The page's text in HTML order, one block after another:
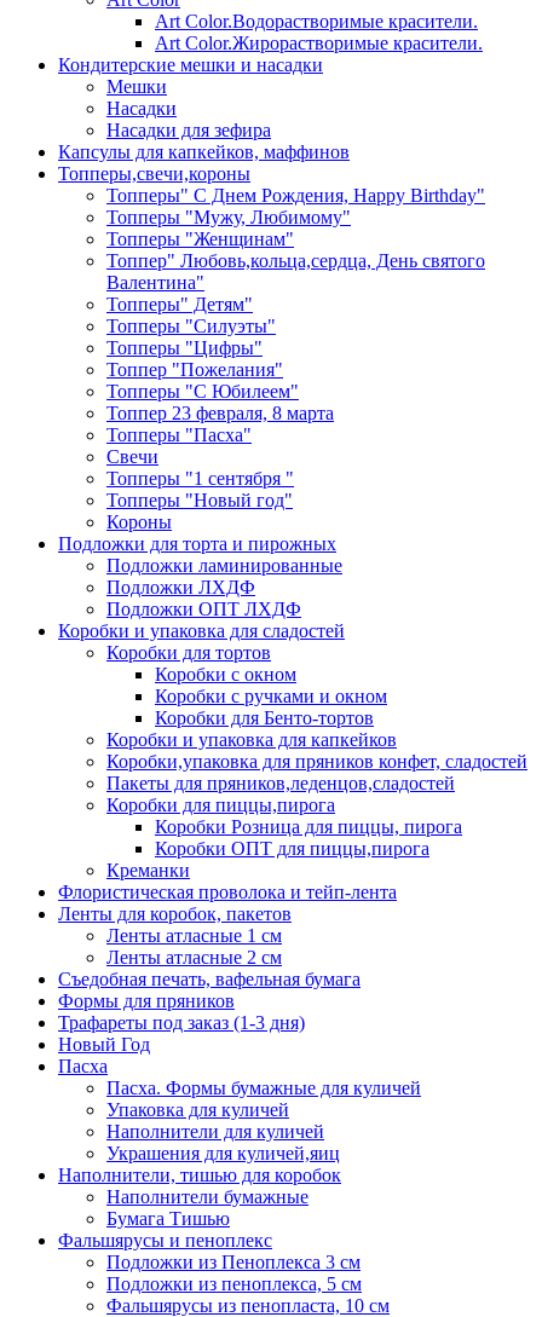
Art Color.Водорастворимые красители.
Art Color.Жирорастворимые красители.
Кондитерские мешки и насадки
Мешки
Насадки
Насадки для зефира
Капсулы для капкейков, маффинов
Топперы,свечи,короны
Топперы" С Днем Рождения, Happy Birthday"
Топперы "Мужу, Любимому"
Топперы "Женщинам"
Топпер" Любовь,кольца,сердца, День святого
Валентина"
Топперы" Детям"
Топперы "Силуэты"
Топперы "Цифры"
Топпер "Пожелания"
Топперы "С Юбилеем"
Топпер 23 февраля, 8 марта
Топперы "Пасха"
Свечи
Топперы "1 сентября "
Топперы "Новый год"
Короны
Подложки для торта и пирожных
Подложки ламинированные
Подложки ЛХДФ
Подложки ОПТ ЛХДФ
Коробки и упаковка для сладостей
Коробки для тортов
Коробки с окном
Коробки с ручками и окном
Коробки для Бенто-тортов
Коробки и упаковка для капкейков
Коробки,упаковка для пряников конфет, сладостей
Пакеты для пряников,леденцов,сладостей
Коробки для пиццы,пирога
Коробки Розница для пиццы, пирога
Коробки ОПТ для пиццы,пирога
Креманки
Флористическая проволока и тейп-лента
Ленты для коробок, пакетов
Ленты атласные 1 см
Ленты атласные 2 см
Съедобная печать, вафельная бумага
Формы для пряников
Трафареты под заказ (1-3 дня)
Новый Год
Пасха
Пасха. Формы бумажные для куличей
Упаковка для куличей
Наполнители для куличей
Украшения для куличей,яиц
Наполнители, тишью для коробок
Наполнители бумажные
Бумага Тишью
Фальшярусы и пеноплекс
Подложки из Пеноплекса 3 см
Подложки из пеноплекса, 5 см
Фальшярусы из пенопласта, 10 см